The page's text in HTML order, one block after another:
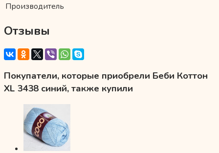
Производитель
Отзывы
Покупатели, которые приобрели Беби Коттон
XL 3438 синий, также купили